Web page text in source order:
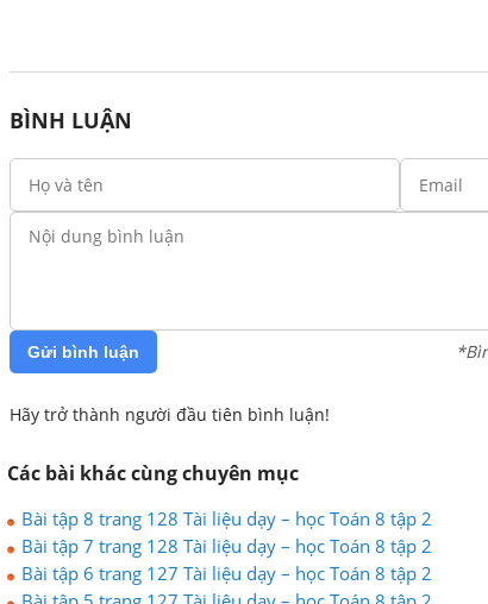
BÌNH LUẬN
Gửi bình luận
Hãy trở thành người đầu tiên bình luận!
Các bài khác cùng chuyên mục
Bài tập 8 trang 128 Tài liệu dạy – học Toán 8 tập 2
Bài tập 7 trang 128 Tài liệu dạy – học Toán 8 tập 2
Bài tập 6 trang 127 Tài liệu dạy – học Toán 8 tập 2